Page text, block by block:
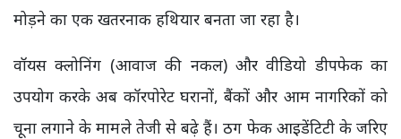
मोड़ने का एक खतरनाक हथियार बनता जा रहा है।
वॉयस क्लोनिंग (आवाज की नकल) और वीडियो डीपफेक का
उपयोग करके अब कॉरपोरेट घरानों, बैंकों और आम नागरिकों को
चूना लगाने के मामले तेजी से बढ़े हैं। ठग फेक आइडेंटिटी के जरिए